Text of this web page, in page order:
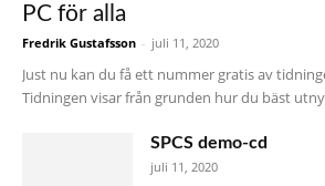
PC för alla
Fredrik Gustafsson - juli 11, 2020
Just nu kan du få ett nummer gratis av
Tidningen visar från grunden hur du bäst
SPCS demo-cd
juli 11, 2020